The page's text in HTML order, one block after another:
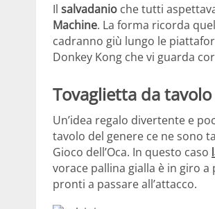
Il salvadanio che tutti
Machine. La forma ricorda
cadranno giù lungo le
Donkey Kong che vi guarda
Tovaglietta da
Un’idea regalo divertente e
tavolo del genere ce ne sono
Gioco dell’Oca. In questo caso
vorace pallina gialla è in giro
pronti a passare all’attacco.